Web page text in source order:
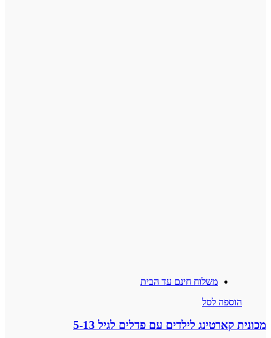
משלוח חינם עד הבית
לילדים עם פדלים לגיל 5-13